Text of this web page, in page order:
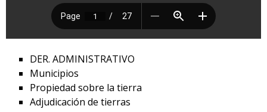
DER. ADMINISTRATIVO
Municipios
Propiedad sobre la tierra
Adjudicación de tierras